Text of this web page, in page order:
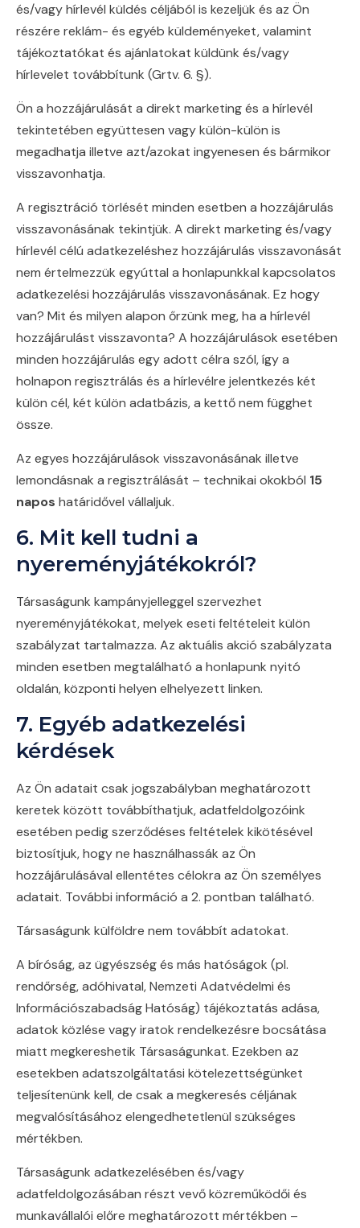
és/vagy hírlevél küldés céljából is kezeljük és az Ön
részére reklám- és egyéb küldeményeket, valamint
tájékoztatókat és ajánlatokat küldünk és/vagy
hírlevelet továbbítunk (Grtv. 6. §).
Ön a hozzájárulását a direkt marketing és a hírlevél
tekintetében együttesen vagy külön-külön is
megadhatja illetve azt/azokat ingyenesen és bármikor
visszavonhatja.
A regisztráció törlését minden esetben a hozzájárulás
visszavonásának tekintjük. A direkt marketing és/vagy
hírlevél célú adatkezeléshez hozzájárulás visszavonását
nem értelmezzük egyúttal a honlapunkkal kapcsolatos
adatkezelési hozzájárulás visszavonásának. Ez hogy
van? Mit és milyen alapon őrzünk meg, ha a hírlevél
hozzájárulást visszavonta? A hozzájárulások esetében
minden hozzájárulás egy adott célra szól, így a
holnapon regisztrálás és a hírlevélre jelentkezés két
külön cél, két külön adatbázis, a kettő nem függhet
össze.
Az egyes hozzájárulások visszavonásának illetve
lemondásnak a regisztrálását – technikai okokból 15
napos határidővel vállaljuk.
6. Mit kell tudni a
nyereményjátékokról?
Társaságunk kampányjelleggel szervezhet
nyereményjátékokat, melyek eseti feltételeit külön
szabályzat tartalmazza. Az aktuális akció szabályzata
minden esetben megtalálható a honlapunk nyitó
oldalán, központi helyen elhelyezett linken.
7. Egyéb adatkezelési
kérdések
Az Ön adatait csak jogszabályban meghatározott
keretek között továbbíthatjuk, adatfeldolgozóink
esetében pedig szerződéses feltételek kikötésével
biztosítjuk, hogy ne használhassák az Ön
hozzájárulásával ellentétes célokra az Ön személyes
adatait. További információ a 2. pontban található.
Társaságunk külföldre nem továbbít adatokat.
A bíróság, az ügyészség és más hatóságok (pl.
rendőrség, adóhivatal, Nemzeti Adatvédelmi és
Információszabadság Hatóság) tájékoztatás adása,
adatok közlése vagy iratok rendelkezésre bocsátása
miatt megkereshetik Társaságunkat. Ezekben az
esetekben adatszolgáltatási kötelezettségünket
teljesítenünk kell, de csak a megkeresés céljának
megvalósításához elengedhetetlenül szükséges
mértékben.
Társaságunk adatkezelésében és/vagy
adatfeldolgozásában részt vevő közreműködői és
munkavállalói előre meghatározott mértékben –